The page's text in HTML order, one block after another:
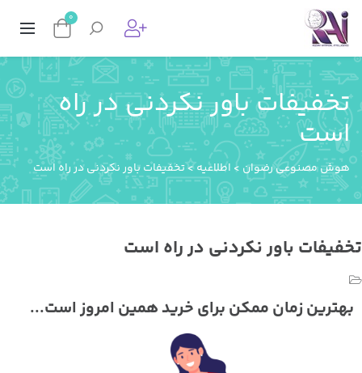
باور نکردنی در راه
مصنوعی رضوان>اطلاعیه>تخفیفات باور نکردنی در راه است
باور نکردنی در راه است
زمان ممکن برای خرید همین امروز است...